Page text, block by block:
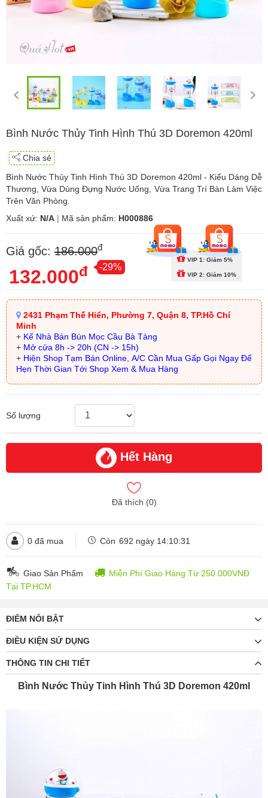
Bình Nước Thủy Tinh Hình Thú 3D Doremon 420ml
Chia sẻ
Bình Nước Thủy Tinh Hình Thú 3D Doremon 420ml - Kiểu Dáng Dễ
Thương, Vừa Dùng Đựng Nước Uống, Vừa Trang Trí Bàn Làm Việc
Trên Văn Phòng.
Xuất xứ: N/A | Mã sản phẩm: H000886
Giá gốc: 186.000đ
132.000đ -29%
VIP 1: Giảm 5%
VIP 2: Giảm 10%
2431 Phạm Thế Hiển, Phường 7, Quận 8, TP.Hồ Chí
Minh
+ Kế Nhà Bán Bún Mọc Cầu Bà Tàng
+ Mở cửa 8h -> 20h (CN -> 15h)
+ Hiện Shop Tạm Bán Online, A/C Cần Mua Gấp Gọi Ngay Để
Hẹn Thời Gian Tới Shop Xem & Mua Hàng
Số lượng
Hết Hàng
Đã thích (0)
0 đã mua Còn 692 ngày 14:10:29
Giao Sản Phẩm
Miễn Phí Giao Hàng Từ 250.000VNĐ
Tại TP.HCM
ĐIỂM NỔI BẬT
ĐIỀU KIỆN SỬ DỤNG
THÔNG TIN CHI TIẾT
Bình Nước Thủy Tinh Hình Thú 3D Doremon 420ml